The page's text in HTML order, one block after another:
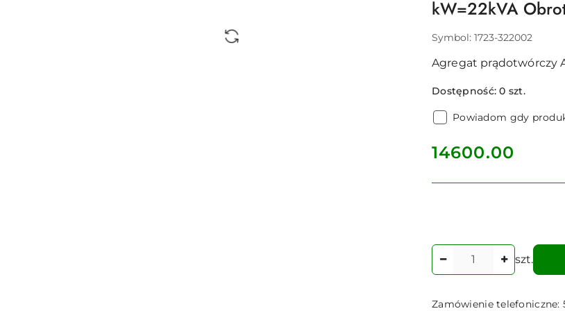
kW=22kVA
Symbol: 1723-322002
Agregat prądotwórczy
Dostępność:0 szt.
Powiadom gdy
cena:
14600.00
Ilość
szt.
Zamówienie telefoniczne: